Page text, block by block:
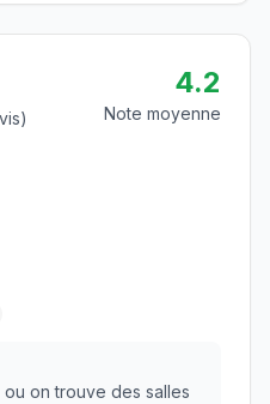
4.2
Note moyenne
on trouve des salles